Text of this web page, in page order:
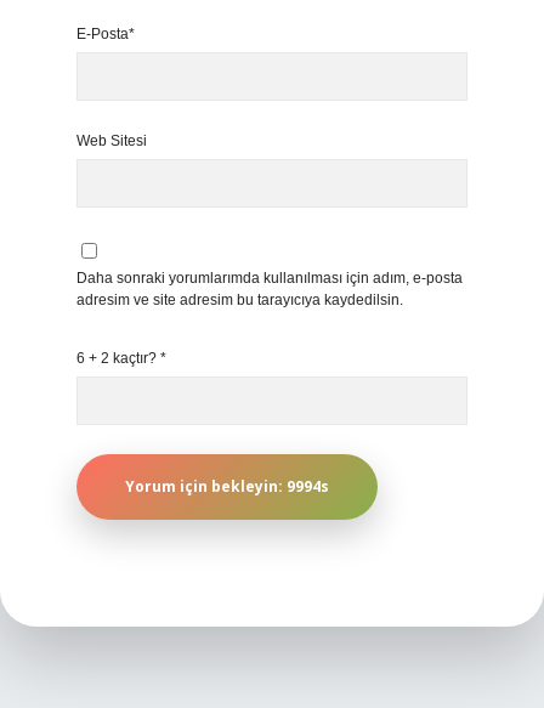
E-Posta*
Web Sitesi
Daha sonraki yorumlarımda kullanılması için adım, e-posta
adresim ve site adresim bu tarayıcıya kaydedilsin.
6 + 2 kaçtır? *